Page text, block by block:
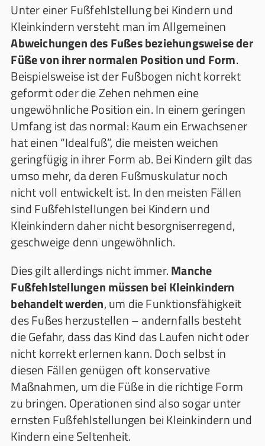
Unter einer Fußfehlstellung bei Kindern und
Kleinkindern versteht man im Allgemeinen
Abweichungen des Fußes beziehungsweise der
Füße von ihrer normalen Position und Form.
Beispielsweise ist der Fußbogen nicht korrekt
geformt oder die Zehen nehmen eine
ungewöhnliche Position ein. In einem geringen
Umfang ist das normal: Kaum ein Erwachsener
hat einen “Idealfuß”, die meisten weichen
geringfügig in ihrer Form ab. Bei Kindern gilt das
umso mehr, da deren Fußmuskulatur noch
nicht voll entwickelt ist. In den meisten Fällen
sind Fußfehlstellungen bei Kindern und
Kleinkindern daher nicht besorgniserregend,
geschweige denn ungewöhnlich.
Dies gilt allerdings nicht immer.Manche
Fußfehlstellungen müssen bei Kleinkindern
behandelt werden, um die Funktionsfähigkeit
des Fußes herzustellen – andernfalls besteht
die Gefahr, dass das Kind das Laufen nicht oder
nicht korrekt erlernen kann. Doch selbst in
diesen Fällen genügen oft konservative
Maßnahmen, um die Füße in die richtige Form
zu bringen. Operationen sind also sogar unter
ernsten Fußfehlstellungen bei Kleinkindern und
Kindern eine Seltenheit.